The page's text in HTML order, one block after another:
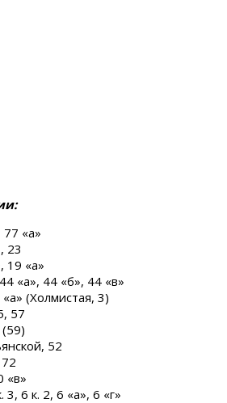
«а»
23
19 «а»
«а», 44 «б», 44 «в»
(Холмистая, 3)
57
52
«в»
3, 6 к. 2, 6 «а», 6 «г»